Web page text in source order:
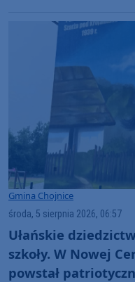
Gmina Chojnice
środa, 5 sierpnia 2026, 06:57
Ułańskie
szkoły. W Nowej
powstał